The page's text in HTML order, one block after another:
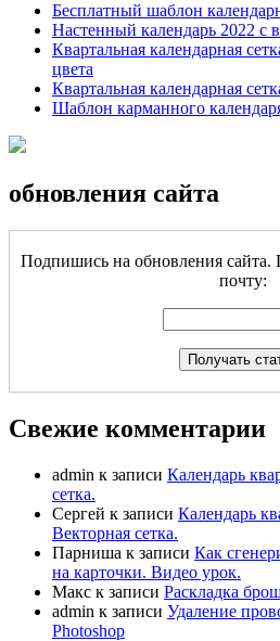
Бесплатный шаблон
Настенный календарь 2022 с
Квартальная календарная
цвета
Квартальная календарная
Шаблон карманного
обновления сайта
Подпишись на обновления сайта.
почту:
Свежие комментарии
admin к записи Календарь
сетка.
Сергей к записи Календарь
Векторная сетка.
Парниша к записи Как
на карточки. Видео урок.
Макс к записи Раскладка
admin к записи Удаление
Photoshop